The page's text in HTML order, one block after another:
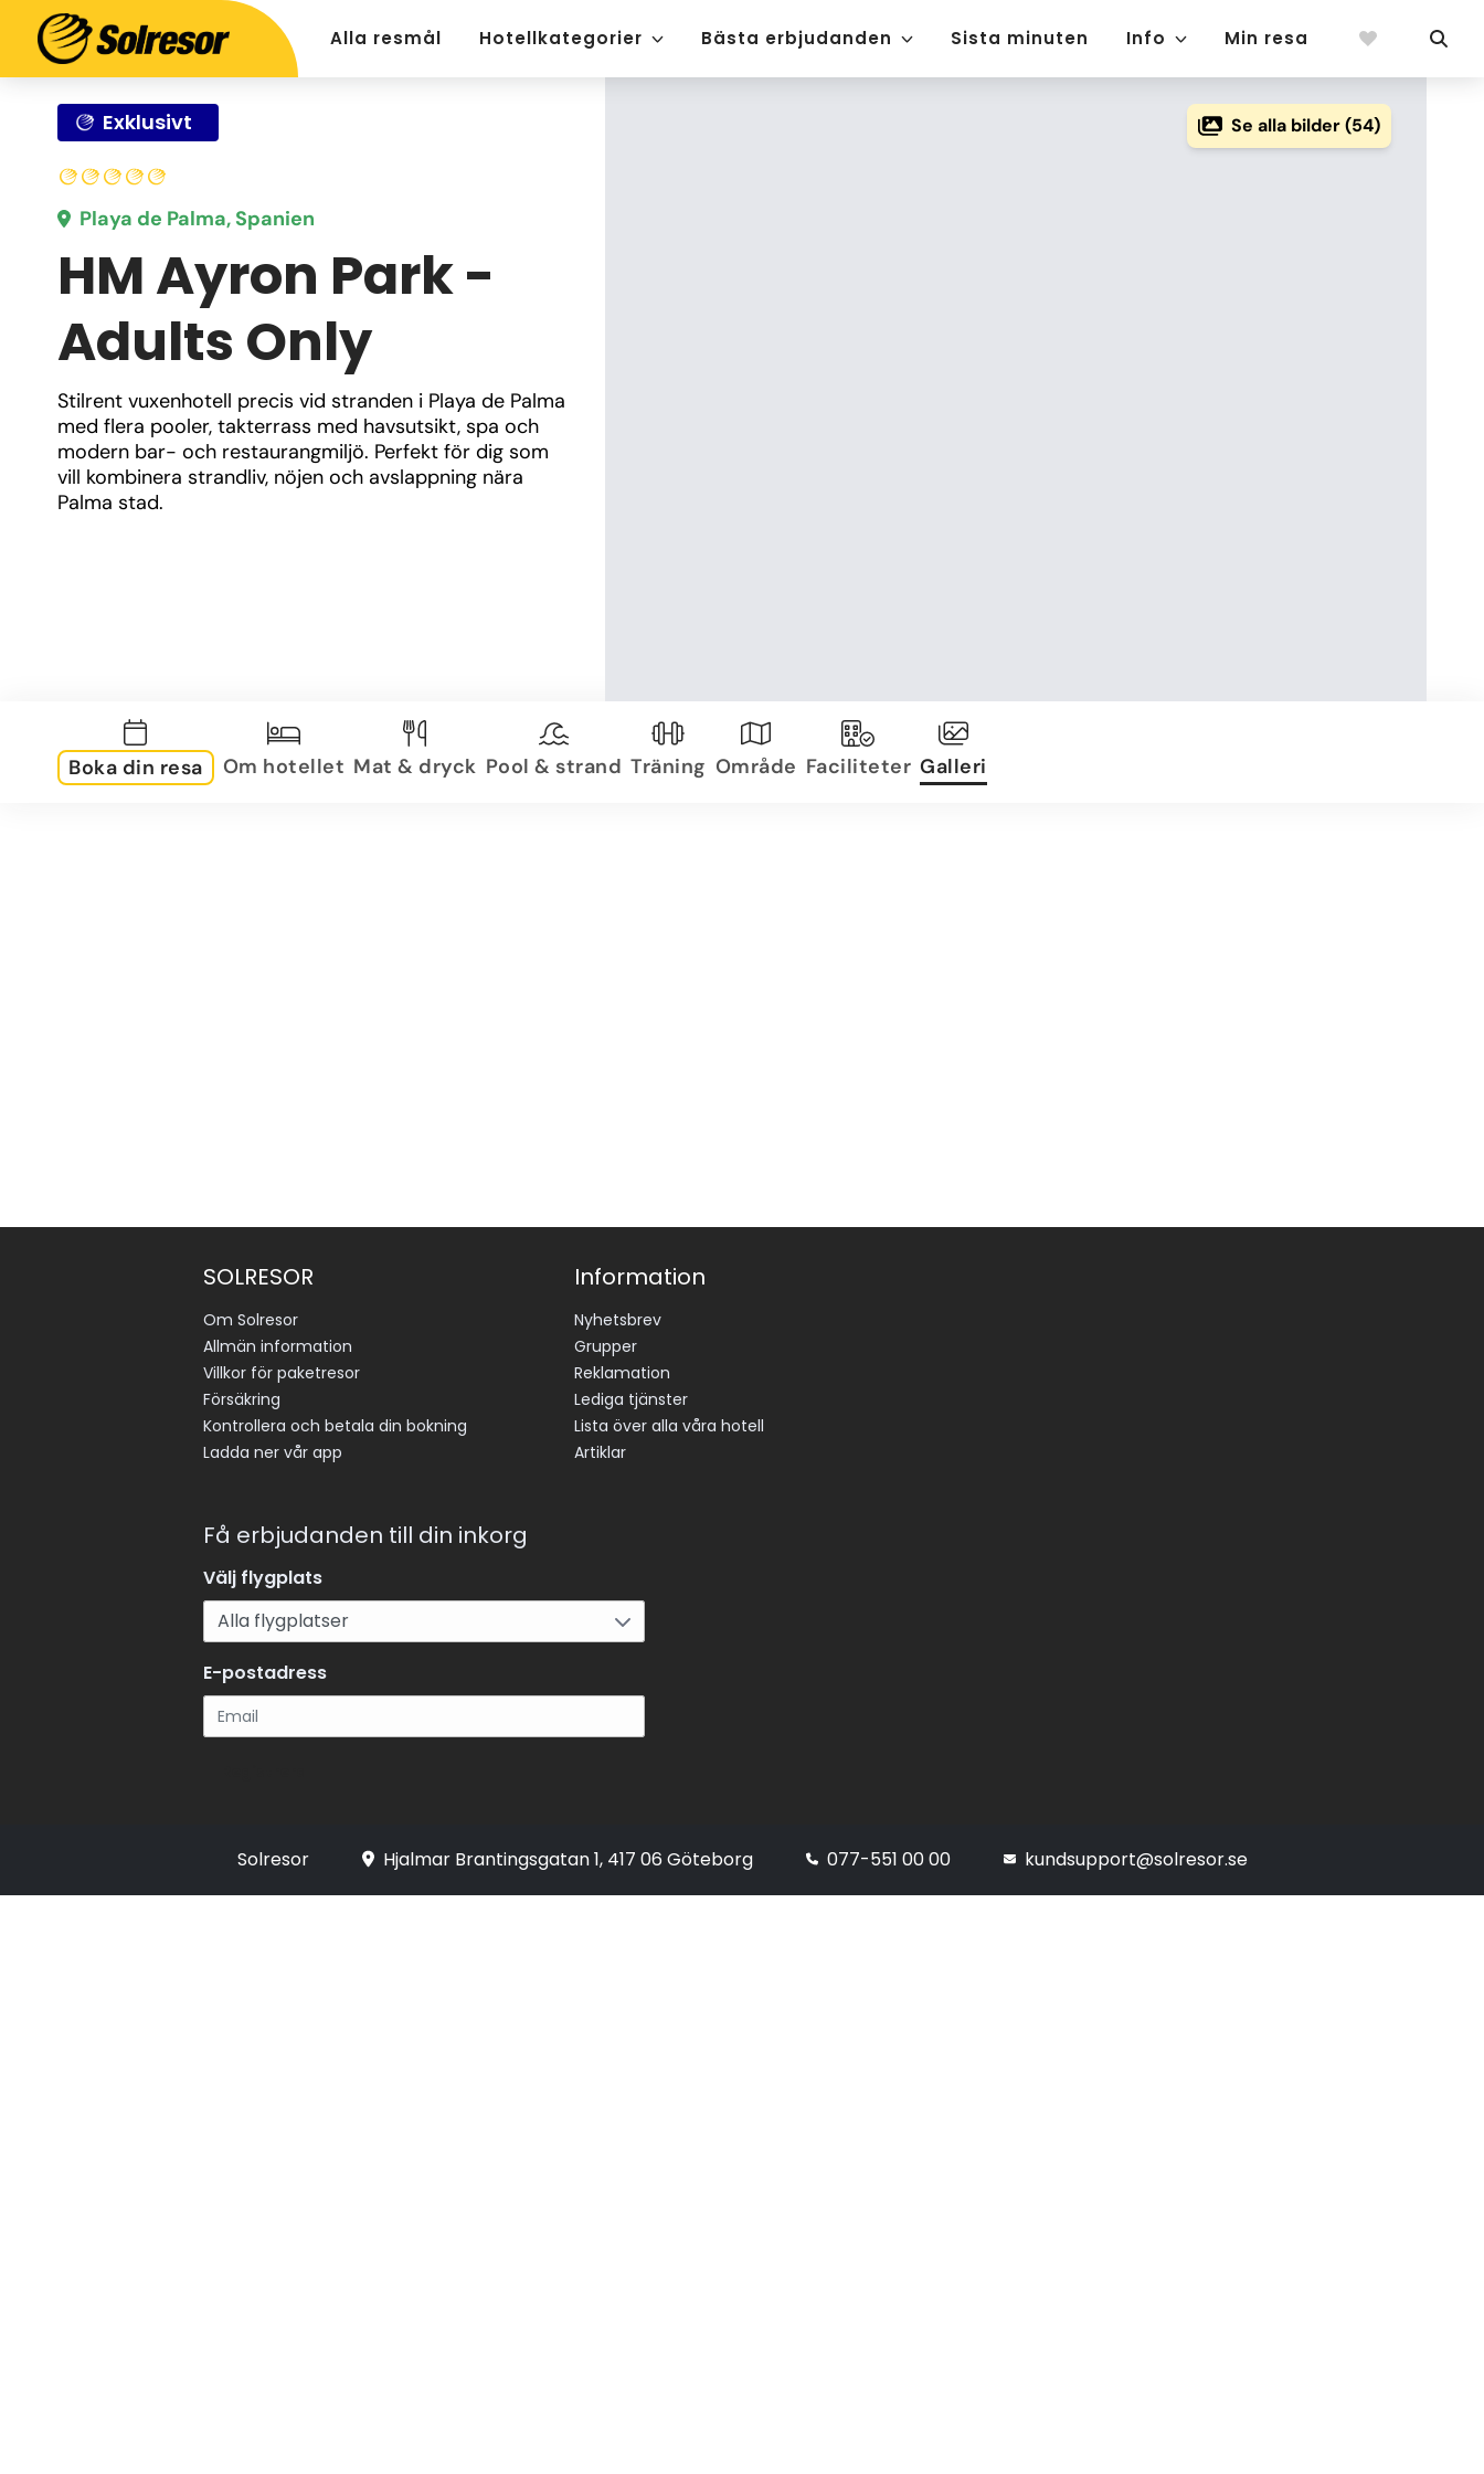
Alla resmål Hotellkategorier Bästa erbjudanden Sista minuten Info Min resa
Exklusivt
Playa de Palma, Spanien
HM Ayron Park -
Adults Only
Stilrent vuxenhotell precis vid stranden i Playa de Palma
med flera pooler, takterrass med havsutsikt, spa och
modern bar- och restaurangmiljö. Perfekt för dig som
vill kombinera strandliv, nöjen och avslappning nära
Palma stad.
Se alla bilder (54)
Boka din resa Om hotellet Mat & dryck Pool & strand Träning Område Faciliteter Galleri
SOLRESOR
Om Solresor
Allmän information
Villkor för paketresor
Försäkring
Kontrollera och betala din bokning
Ladda ner vår app
Information
Nyhetsbrev
Grupper
Reklamation
Lediga tjänster
Lista över alla våra hotell
Artiklar
Få erbjudanden till din inkorg
Välj flygplats
E-postadress
Solresor Hjalmar Brantingsgatan 1, 417 06 Göteborg 077-551 00 00 kundsupport@solresor.se